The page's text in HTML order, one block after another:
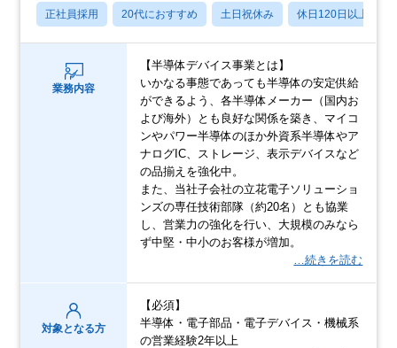
正社員採用 20代におすすめ 土日祝休み 休日120日以上
業務内容
【半導体デバイス事業とは】
いかなる事態であっても半導体の安定供給
ができるよう、各半導体メーカー（国内お
よび海外）とも良好な関係を築き、マイコ
ンやパワー半導体のほか外資系半導体やア
ナログIC、ストレージ、表示デバイスなど
の品揃えを強化中。
また、当社子会社の立花電子ソリューショ
ンズの専任技術部隊（約20名）とも協業
し、営業力の強化を行い、大規模のみなら
ず中堅・中小のお客様が増加。
…続きを読む
対象となる方
【必須】
半導体・電子部品・電子デバイス・機械系
の営業経験2年以上